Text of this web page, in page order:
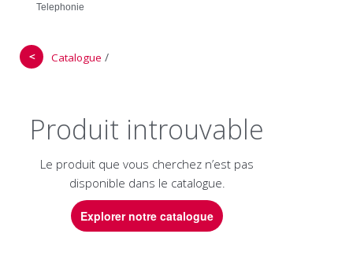
Telephonie
＜ Catalogue /
Produit introuvable
Le produit que vous cherchez n’est pas
disponible dans le catalogue.
Explorer notre catalogue